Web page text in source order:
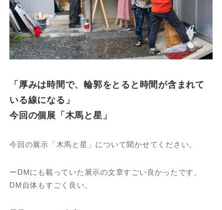
「厚みは時間で、輪郭をとると時間が含まれて
いる線になる」
今回の個展「木馬と星」
今回の展示「木馬と星」について聞かせてください。
ーDMにも載っていた展示の文章すごい良かったです。
DM自体もすごく良い。